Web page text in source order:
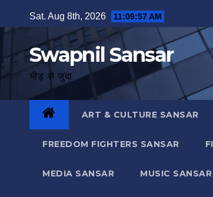
to
Sat. Aug 8th, 2026 11:09:58 AM
Swapnil Sansar
भीड़ से जुदा
ART & CULTURE SANSAR
FREEDOM FIGHTERS SANSAR
MEDIA SANSAR MUSIC SANSAR